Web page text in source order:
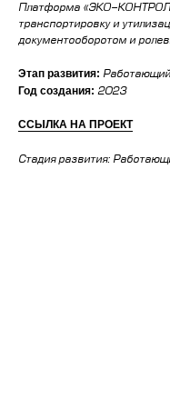
Платформа «ЭКО-
транспортировку и
документооборотом и
Этап развития:
Год создания: 2023
ССЫЛКА НА ПРОЕКТ
Стадия развития: